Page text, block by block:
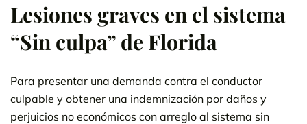
Lesiones graves en el sistema
“Sin culpa” de Florida
Para presentar una demanda contra el conductor
culpable y obtener una indemnización por daños y
perjuicios no económicos con arreglo al sistema sin